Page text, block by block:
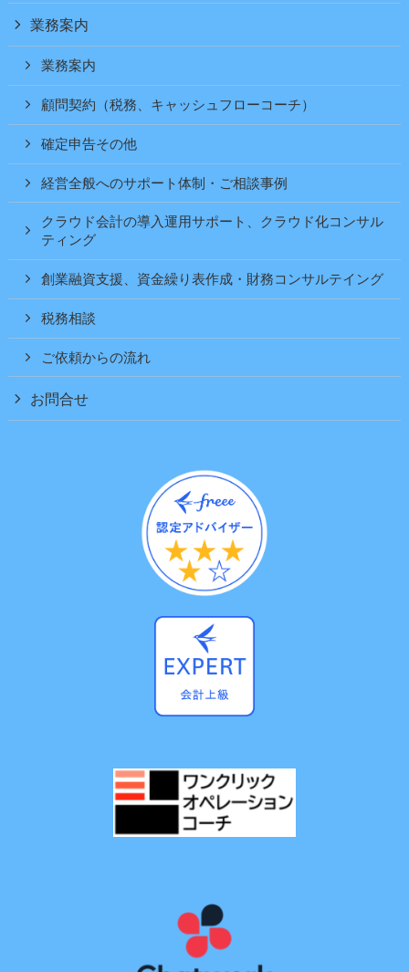
業務案内
業務案内
顧問契約（税務、キャッシュフローコーチ）
確定申告その他
経営全般へのサポート体制・ご相談事例
クラウド会計の導入運用サポート、クラウド化コンサル
ティング
創業融資支援、資金繰り表作成・財務コンサルテイング
税務相談
ご依頼からの流れ
お問合せ